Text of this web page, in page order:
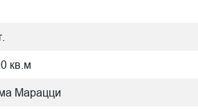
кв.м
Марацци